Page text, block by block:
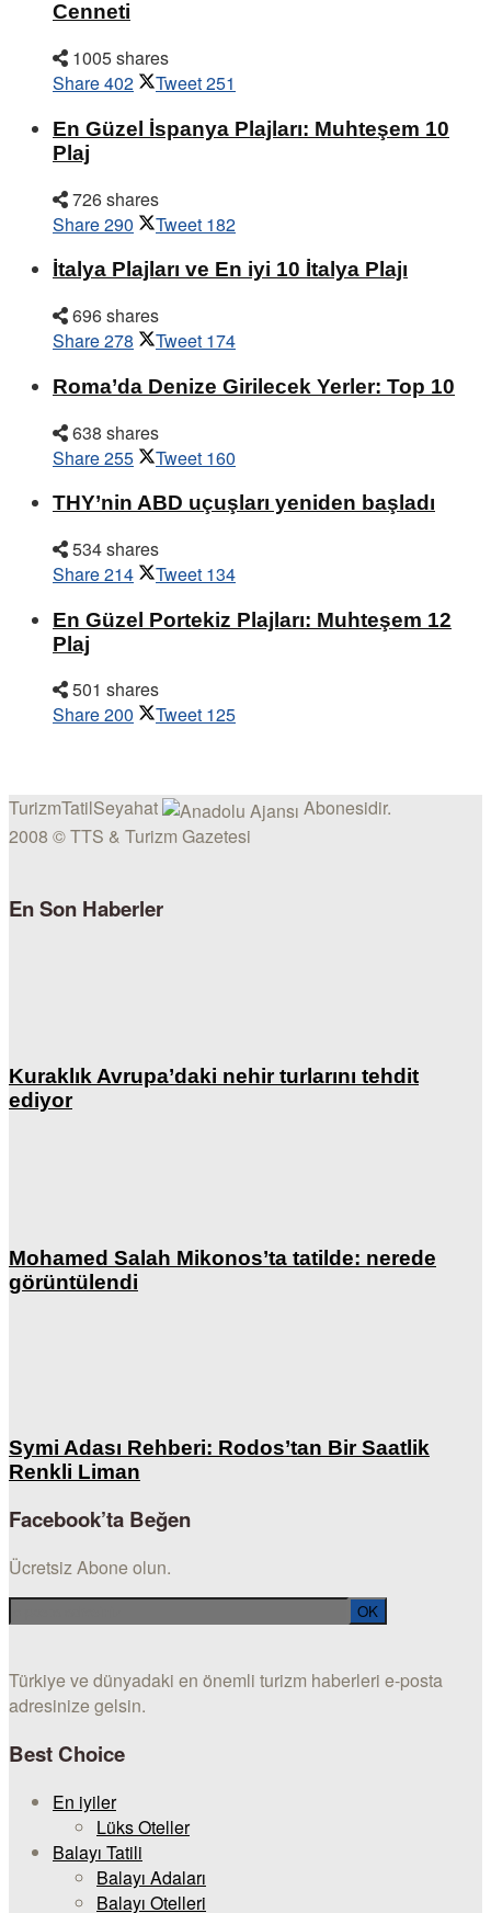
Cenneti
1005 shares
Share402 Tweet251
En Güzel İspanya Plajları: Muhteşem 10
Plaj
726 shares
Share290 Tweet 182
İtalya Plajları ve En iyi 10 İtalya Plajı
696 shares
Share278 Tweet 174
Roma’da Denize Girilecek Yerler: Top 10
638 shares
Share255 Tweet 160
THY’nin ABD uçuşları yeniden başladı
534 shares
Share214 Tweet 134
En Güzel Portekiz Plajları: Muhteşem 12
Plaj
501 shares
Share200 Tweet 125
TurizmTatilSeyahat
Abonesidir.
2008 © TTS & Turizm Gazetesi
En Son Haberler
Kuraklık Avrupa’daki nehir turlarını tehdit
ediyor
Mohamed Salah Mikonos’ta tatilde: nerede
görüntülendi
Symi Adası Rehberi: Rodos’tan Bir Saatlik
Renkli Liman
Facebook’ta Beğen
Ücretsiz Abone olun.
Türkiye ve dünyadaki en önemli turizm haberleri e-posta
adresinize gelsin.
Best Choice
En iyiler
Lüks Oteller
Balayı Tatili
Balayı Adaları
Balayı Otelleri